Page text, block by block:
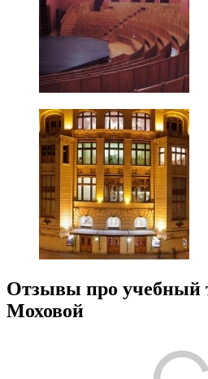
Отзывы про учебный
Моховой